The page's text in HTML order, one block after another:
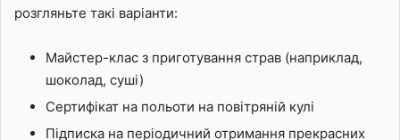
розгляньте такі варіанти:
Майстер-клас з приготування страв (наприклад,
шоколад, суші)
Сертифікат на польоти на повітряній кулі
Підписка на періодичний отримання прекрасних